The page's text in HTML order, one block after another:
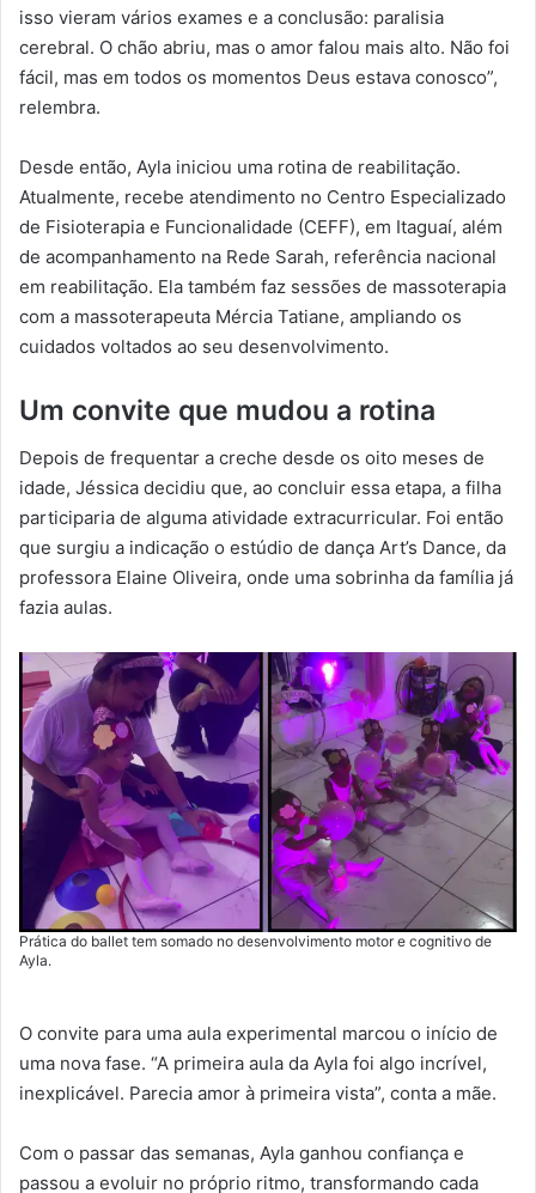
isso vieram vários exames e a conclusão: paralisia
cerebral. O chão abriu, mas o amor falou mais alto. Não foi
fácil, mas em todos os momentos Deus estava conosco”,
relembra.
Desde então, Ayla iniciou uma rotina de reabilitação.
Atualmente, recebe atendimento no Centro Especializado
de Fisioterapia e Funcionalidade (CEFF), em Itaguaí, além
de acompanhamento na Rede Sarah, referência nacional
em reabilitação. Ela também faz sessões de massoterapia
com a massoterapeuta Mércia Tatiane, ampliando os
cuidados voltados ao seu desenvolvimento.
Um convite que mudou a rotina
Depois de frequentar a creche desde os oito meses de
idade, Jéssica decidiu que, ao concluir essa etapa, a filha
participaria de alguma atividade extracurricular. Foi então
que surgiu a indicação o estúdio de dança Art’s Dance, da
professora Elaine Oliveira, onde uma sobrinha da família já
fazia aulas.
Prática do ballet tem somado no desenvolvimento motor e cognitivo de
Ayla.
O convite para uma aula experimental marcou o início de
uma nova fase. “A primeira aula da Ayla foi algo incrível,
inexplicável. Parecia amor à primeira vista”, conta a mãe.
Com o passar das semanas, Ayla ganhou confiança e
passou a evoluir no próprio ritmo, transformando cada